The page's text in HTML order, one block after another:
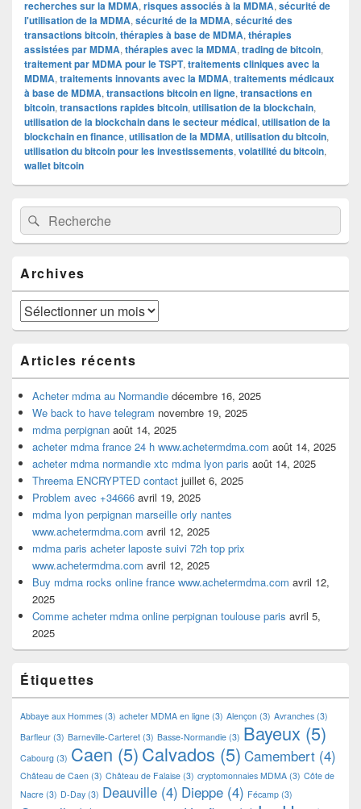
recherches sur la MDMA, risques associés à la MDMA, sécurité de
l'utilisation de la MDMA, sécurité de la MDMA, sécurité des
transactions bitcoin, thérapies à base de MDMA, thérapies
assistées par MDMA, thérapies avec la MDMA, trading de bitcoin,
traitement par MDMA pour le TSPT, traitements cliniques avec la
MDMA, traitements innovants avec la MDMA, traitements médicaux
à base de MDMA, transactions bitcoin en ligne, transactions en
bitcoin, transactions rapides bitcoin, utilisation de la blockchain,
utilisation de la blockchain dans le secteur médical, utilisation de la
blockchain en finance, utilisation de la MDMA, utilisation du bitcoin,
utilisation du bitcoin pour les investissements, volatilité du bitcoin,
wallet bitcoin
Zone
principale
de
widget
barre
latérale
Recherche :Rechercher
Archives
Archives
Articles récents
Acheter mdma au Normandie décembre 16, 2025
We back to have telegram novembre 19, 2025
mdma perpignan août 14, 2025
acheter mdma france 24 h www.achetermdma.com août 14, 2025
acheter mdma normandie xtc mdma lyon paris août 14, 2025
Threema ENCRYPTED contact juillet 6, 2025
Problem avec +34666 avril 19, 2025
mdma lyon perpignan marseille orly nantes
www.achetermdma.com avril 12, 2025
mdma paris acheter laposte suivi 72h top prix
www.achetermdma.com avril 12, 2025
Buy mdma rocks online france www.achetermdma.com avril 12,
2025
Comme acheter mdma online perpignan toulouse paris avril 5,
2025
Étiquettes
Abbaye aux Hommes (3) acheter MDMA en ligne (3) Alençon (3) Avranches (3)
Barfleur (3) Barneville-Carteret (3) Basse-Normandie (3) Bayeux (5)
Cabourg (3) Caen (5)Calvados (5) Camembert (4)
Château de Caen (3) Château de Falaise (3) cryptomonnaies MDMA (3) Côte de
Nacre (3) D-Day (3) Deauville (4) Dieppe (4) Fécamp (3)